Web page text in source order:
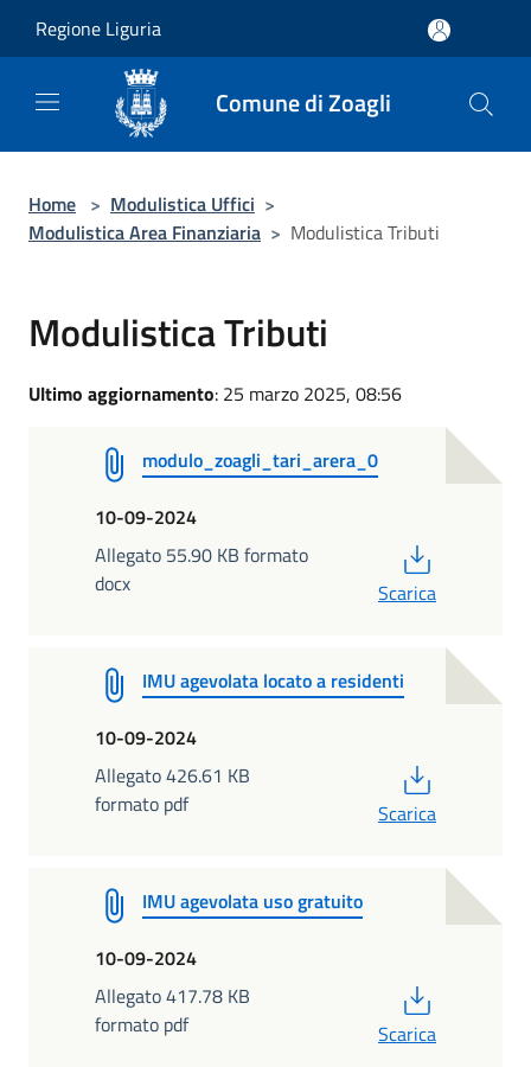
Regione Liguria
Comune di Zoagli
Home > Modulistica Uffici >
Modulistica Area Finanziaria > Modulistica Tributi
Modulistica Tributi
Ultimo aggiornamento: 25 marzo 2025, 08:56
modulo_zoagli_tari_arera_0
10-09-2024
Allegato 55.90 KB formato
docx
Scarica
IMU agevolata locato a residenti
10-09-2024
Allegato 426.61 KB
formato pdf
Scarica
IMU agevolata uso gratuito
10-09-2024
Allegato 417.78 KB
formato pdf
Scarica